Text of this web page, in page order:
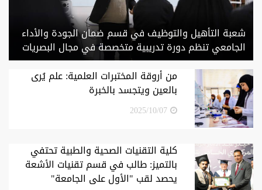
شعبة التأهيل والتوظيف في قسم ضمان الجودة والأداء
الجامعي تنظم دورة تدريبية متخصصة في مجال البصريات
من أروقة المختبرات العلمية: علم يُرى
بالعين ويتجسد بالخبرة
2025/10/07
كلية التقنيات الصحية والطبية تحتفي
بالتميز: طالب في قسم تقنيات الأشعة
يحصد لقب "الأول على الجامعة"